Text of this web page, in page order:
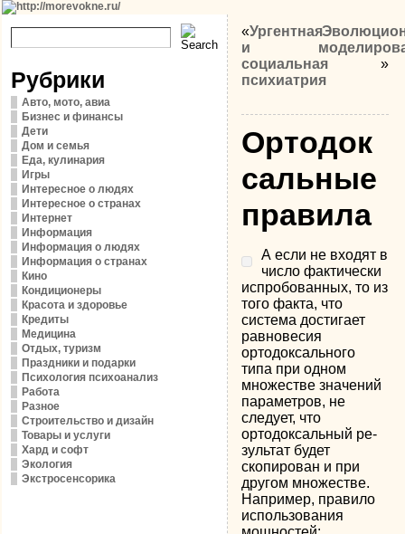
Рубрики
Авто, мото, авиа
Бизнес и финансы
Дети
Дом и семья
Еда, кулинария
Игры
Интересное о людях
Интересное о странах
Интернет
Информация
Информация о людях
Информация о странах
Кино
Кондиционеры
Красота и здоровье
Кредиты
Медицина
Отдых, туризм
Праздники и подарки
Психология психоанализ
Работа
Разное
Строительство и дизайн
Товары и услуги
Хард и софт
Экология
Экстросенсорика
«Ургентная
и
социальная
психиатрия
»
Ортодок
сальные
правила
А если не входят в
число фактически
испробованных, то из
того факта, что
система достигает
равновесия
ортодоксального
типа при одном
множе­стве значений
параметров, не
следует, что
ортодоксальный ре­
зультат будет
скопирован и при
другом множестве.
Например, правило
использования